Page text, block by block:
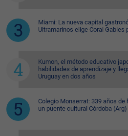
Miami: La nueva capital
Ultramarinos elige Coral Gables
Kumon, el método educativo
habilidades de aprendizaje y
Uruguay en dos años
Colegio Monserrat: 339 años de
un puente cultural Córdoba